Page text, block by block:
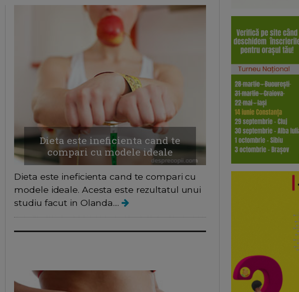
Dieta este ineficienta cand te
compari cu modele ideale
Dieta este ineficienta cand te compari cu
modele ideale. Acesta este rezultatul unui
studiu facut in Olanda....